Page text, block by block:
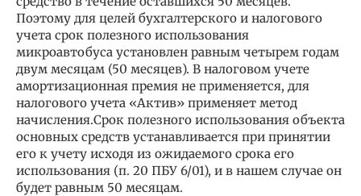
Поэтому для целей бухгалтерского и налогового
учета срок полезного использования
микроавтобуса установлен равным четырем годам
двум месяцам (50 месяцев). В налоговом учете
амортизационная премия не применяется, для
налогового учета «Актив» применяет метод
начисления.Срок полезного использования объекта
основных средств устанавливается при принятии
его к учету исходя из ожидаемого срока его
использования (п. 20 ПБУ 6/01), и в нашем случае он
будет равным 50 месяцам.